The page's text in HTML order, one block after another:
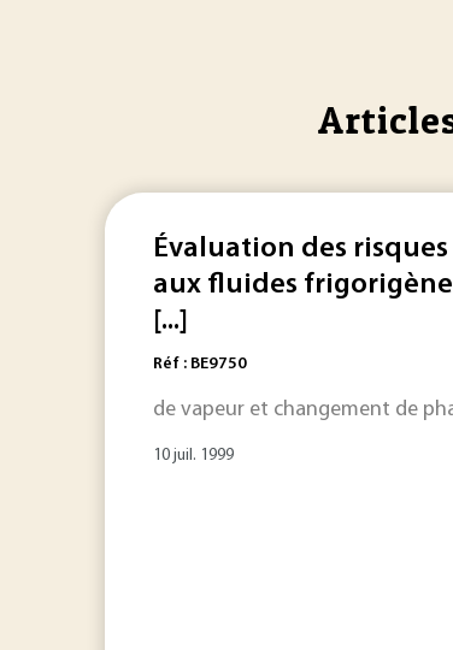
Évaluation des risques
aux fluides
[...]
Réf : BE9750
de vapeur et changement de
10 juil. 1999